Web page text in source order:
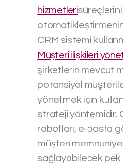
hizmetlerisüreçlerini
CRM sistemi
Müşteri ilişkileri
şirketlerin mevcut
potansiyel
yönetmek için
strateji yöntemidir.
robotları, e-posta
müşteri
sağlayabilecek pek